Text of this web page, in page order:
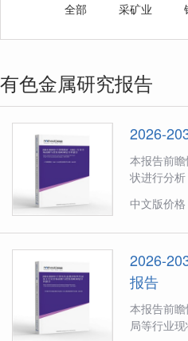
全部 采矿业
有色金属研究报告
2026-
本报告前
状进行分
中文版价
2026-
报告
本报告前
局等行业